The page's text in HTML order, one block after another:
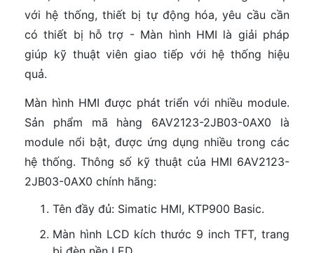
với hệ thống, thiết bị tự động hóa, yêu cầu cần
có thiết bị hỗ trợ - Màn hình HMI là giải pháp
giúp kỹ thuật viên giao tiếp với hệ thống hiệu
quả.
Màn hình HMI được phát triển với nhiều module.
Sản phẩm mã hàng 6AV2123-2JB03-0AX0 là
module nổi bật, được ứng dụng nhiều trong các
hệ thống. Thông số kỹ thuật của HMI 6AV2123-
2JB03-0AX0 chính hãng:
Tên đầy đủ: Simatic HMI, KTP900 Basic.
Màn hình LCD kích thước 9 inch TFT, trang